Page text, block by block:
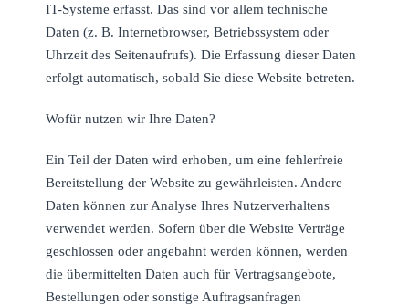
IT-Systeme erfasst. Das sind vor allem technische
Daten (z. B. Internetbrowser, Betriebssystem oder
Uhrzeit des Seitenaufrufs). Die Erfassung dieser Daten
erfolgt automatisch, sobald Sie diese Website betreten.
Wofür nutzen wir Ihre Daten?
Ein Teil der Daten wird erhoben, um eine fehlerfreie
Bereitstellung der Website zu gewährleisten. Andere
Daten können zur Analyse Ihres Nutzerverhaltens
verwendet werden. Sofern über die Website Verträge
geschlossen oder angebahnt werden können, werden
die übermittelten Daten auch für Vertragsangebote,
Bestellungen oder sonstige Auftragsanfragen